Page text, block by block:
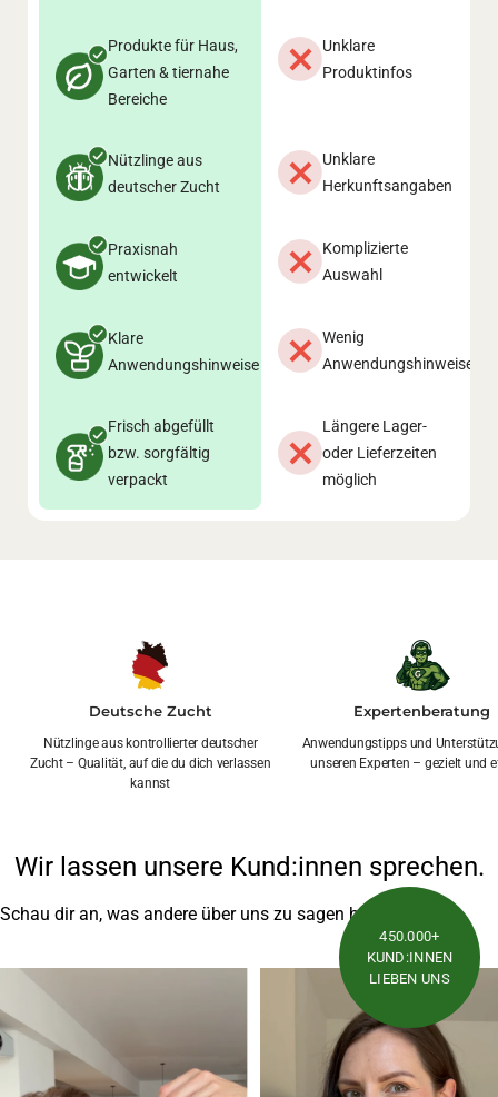
Produkte für Haus,
Garten & tiernahe
Bereiche
Unklare
Produktinfos
Nützlinge aus
deutscher Zucht
Unklare
Herkunftsangaben
Praxisnah
entwickelt
Komplizierte
Auswahl
Klare
Anwendungshinweise
Wenig
Anwendungshinweise
Frisch abgefüllt
bzw. sorgfältig
verpackt
Längere Lager-
oder Lieferzeiten
möglich
Deutsche Zucht
Nützlinge aus kontrollierter deutscher
Zucht – Qualität, auf die du dich verlassen
kannst
Expertenberatung
Anwendungstipps und
unseren Experten – gezielt und
Wir lassen unsere Kund:innen sprechen.
Schau dir an, was andere über uns zu sagen haben.
450.000+
KUND:INNEN
LIEBEN UNS